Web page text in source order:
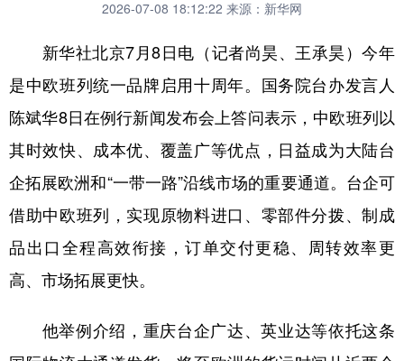
科技 科创 量子 体育
文化 书画 军事
法律 中央文件 金融 汽车
食品 人居 信息化 数字经济
学术中国 乡村振兴 银龄 溯源中国
城市 旅游
彩票 娱乐 时尚 悦读
2026-07-08 18:12:22 来源：新华网
新华社北京7月8日电（记者尚昊、王承昊）今年
是中欧班列统一品牌启用十周年。国务院台办发言人
陈斌华8日在例行新闻发布会上答问表示，中欧班列以
其时效快、成本优、覆盖广等优点，日益成为大陆台
企拓展欧洲和“一带一路”沿线市场的重要通道。台企可
借助中欧班列，实现原物料进口、零部件分拨、制成
品出口全程高效衔接，订单交付更稳、周转效率更
高、市场拓展更快。
他举例介绍，重庆台企广达、英业达等依托这条